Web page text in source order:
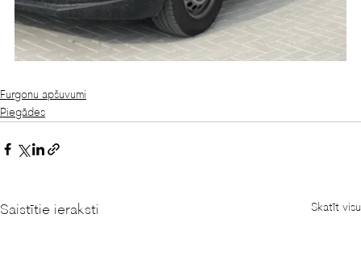
Furgonu apšuvumi
Piegādes
Saistītie ieraksti Skatīt visu